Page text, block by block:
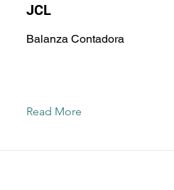
JCL
Balanza Contadora
Read More